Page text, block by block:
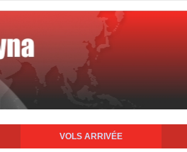
VOLS ARRIVÉE